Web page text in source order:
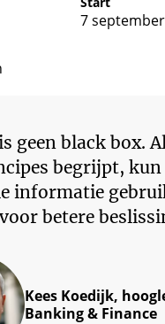
7
geen black box.
begrijpt, kun
informatie
betere
Kees Koedijk,
Banking & Finance